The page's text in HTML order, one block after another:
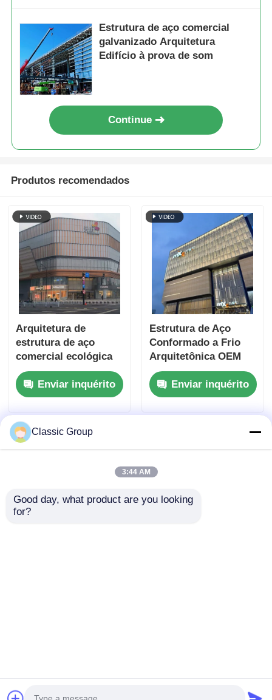
Estrutura de aço comercial
galvanizado Arquitetura
Edifício à prova de som
Continue
Produtos recomendados
Arquitetura de
estrutura de aço
comercial ecológica
para shopping pré-
fabricadoEnviar inquérito
Estrutura de Aço
Conformado a Frio
Arquitetônica OEM
para Shopping Center
Enviar inquérito
Classic Group
3:44 AM
Good day, what product are you looking
for?